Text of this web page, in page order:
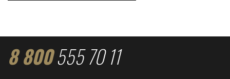
8 800555 70 11